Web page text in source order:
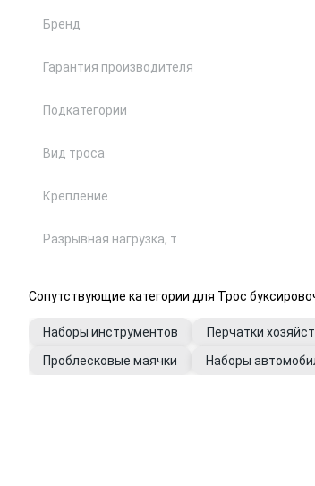
Бренд
Гарантия производителя
Подкатегории
Вид троса
Крепление
Разрывная нагрузка, т
Сопутствующие категории для Трос
Наборы инструментов Перчатки
Проблесковые маячки
Наборы